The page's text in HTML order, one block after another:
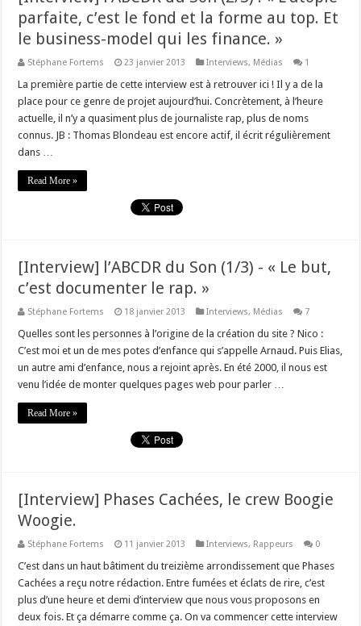
parfaite, c’est le fond et la forme au top. Et
le business-model qui les finance. »
Stéphane Fortems 23 janvier 2013 Interviews, Médias 1
La première partie de cette interview est à retrouver ici ! Il y a de la
place pour ce genre de projet aujourd’hui. Concrètement, à l’heure
actuelle, il n’y a quasiment plus de journaliste rap, plus de noms
connus. JB : Thomas Blondeau est encore actif, il écrit régulièrement
dans …
Read More »
[Interview] l’ABCDR du Son (1/3) - « Le but,
c’est documenter le rap. »
Stéphane Fortems 18 janvier 2013 Interviews, Médias 7
Quelles sont les personnes à l’origine de la création du site ? Nico :
C’est moi et un de mes potes d’enfance qui s’appelle Arnaud. Puis Elias,
un autre ami d’enfance, nous a rejoint après. En été 2000, il nous est
venu l’idée de monter quelques pages web pour parler …
Read More »
[Interview] Phases Cachées, le crew Boogie
Woogie.
Stéphane Fortems 11 janvier 2013 Interviews, Rappeurs 0
C’est dans un haut bâtiment du treizième arrondissement que Phases
Cachées a reçu notre rédaction. Entre fumées et éclats de rire, c’est
plus d’une heure et demi d’interview que nous vous proposons en
deux fois. Et ça démarre comme ça. On va commencer cette interview